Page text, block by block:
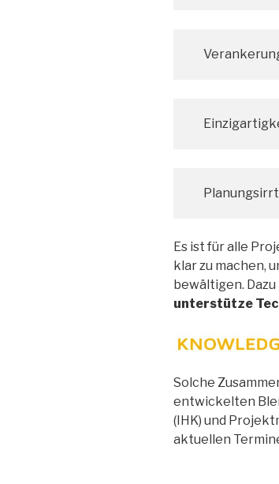
Es ist für alle
klar zu machen,
bewältigen.
unterstütze
Solche
entwickelten
(IHK) und
aktuellen